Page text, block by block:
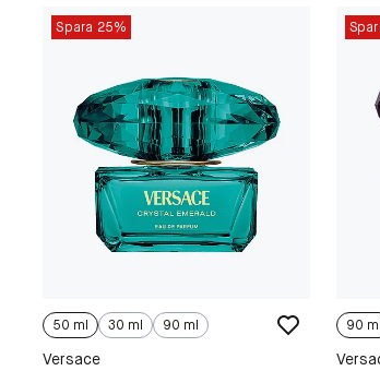
Spara 25%
50 ml 30 ml 90 ml
Versace
90 ml